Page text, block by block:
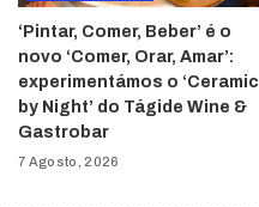
‘Pintar, Comer, Beber’ é o
novo ‘Comer, Orar, Amar’:
experimentámos o ‘Ceramic
by Night’ do Tágide Wine &
Gastrobar
7 Agosto, 2026